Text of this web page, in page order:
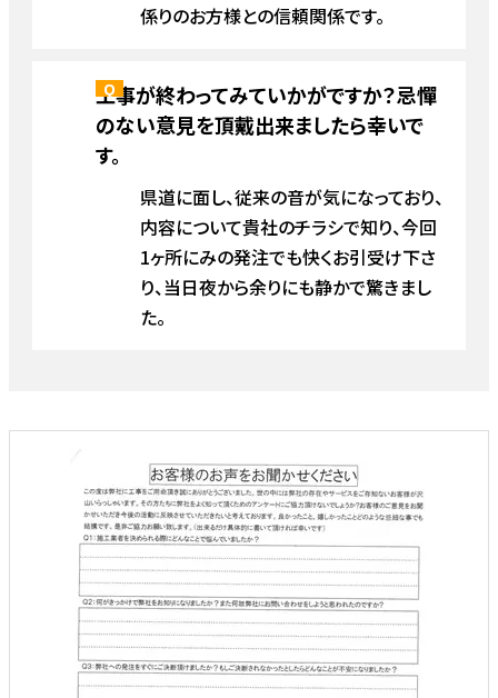
係りのお方様との信頼関係です。
工事が終わってみていかがですか？忌憚
のない意見を頂戴出来ましたら幸いで
す。
県道に面し、従来の音が気になっており、
内容について貴社のチラシで知り、今回
1ヶ所にみの発注でも快くお引受け下さ
り、当日夜から余りにも静かで驚きまし
た。